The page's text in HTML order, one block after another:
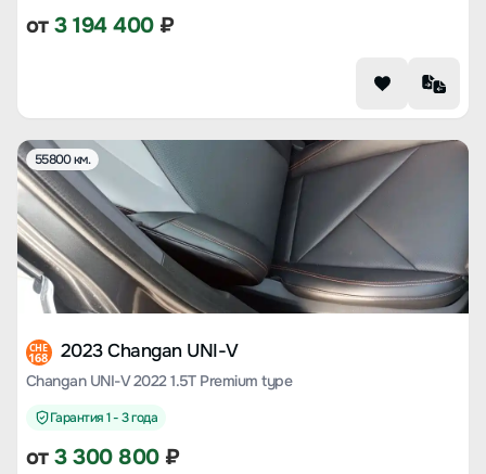
от3 194 400₽
55800 км.
CHE
168 2023 Changan UNI-V
Changan UNI-V 2022 1.5T Premium type
Гарантия 1 - 3 года
от3 300 800₽